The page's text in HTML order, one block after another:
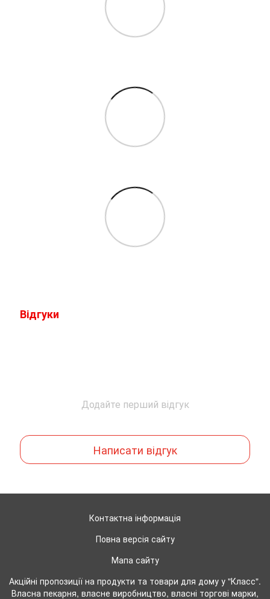
Відгуки
Додайте перший відгук
Написати відгук
Контактна інформація
Повна версія сайту
Мапа сайту
Акційні пропозиції на продукти та товари для дому у "Класс".
Власна пекарня, власне виробництво, власні торгові марки,